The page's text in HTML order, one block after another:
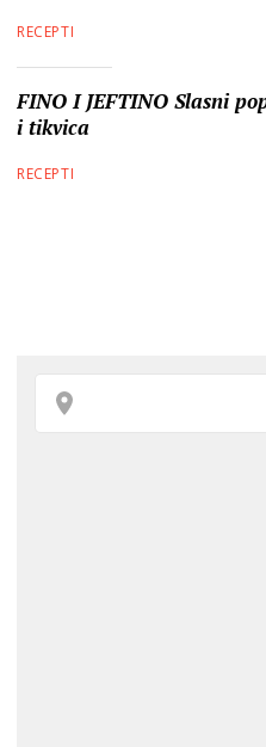
RECEPTI
FINO I JEFTINO Slasni
i tikvica
RECEPTI